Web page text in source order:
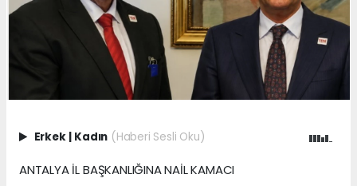
Erkek | Kadın (Haberi Sesli Oku)
ANTALYA İL BAŞKANLIĞINA NAİL KAMACI